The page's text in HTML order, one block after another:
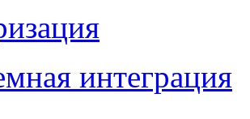
интеграция